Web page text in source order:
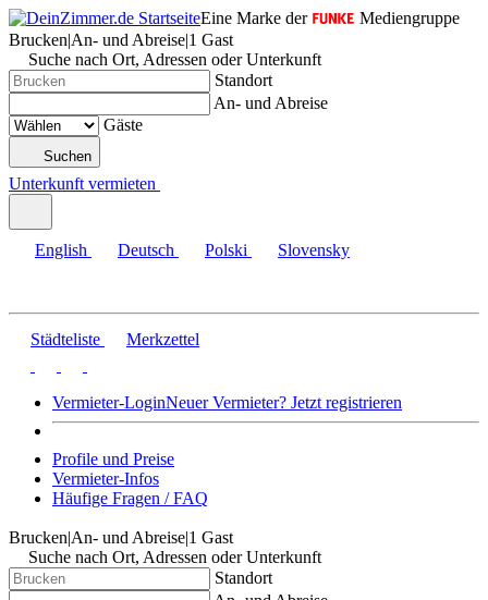
Eine Marke der
Mediengruppe
Brucken|An- und Abreise|1 Gast
Suche nach Ort, Adressen oder Unterkunft
Standort
An- und Abreise
Gäste
Suchen
Unterkunft vermieten
English Deutsch Polski Slovensky
Städteliste Merkzettel
Vermieter-LoginNeuer Vermieter? Jetzt registrieren
Profile und Preise
Vermieter-Infos
Häufige Fragen / FAQ
Brucken|An- und Abreise|1 Gast
Suche nach Ort, Adressen oder Unterkunft
Standort